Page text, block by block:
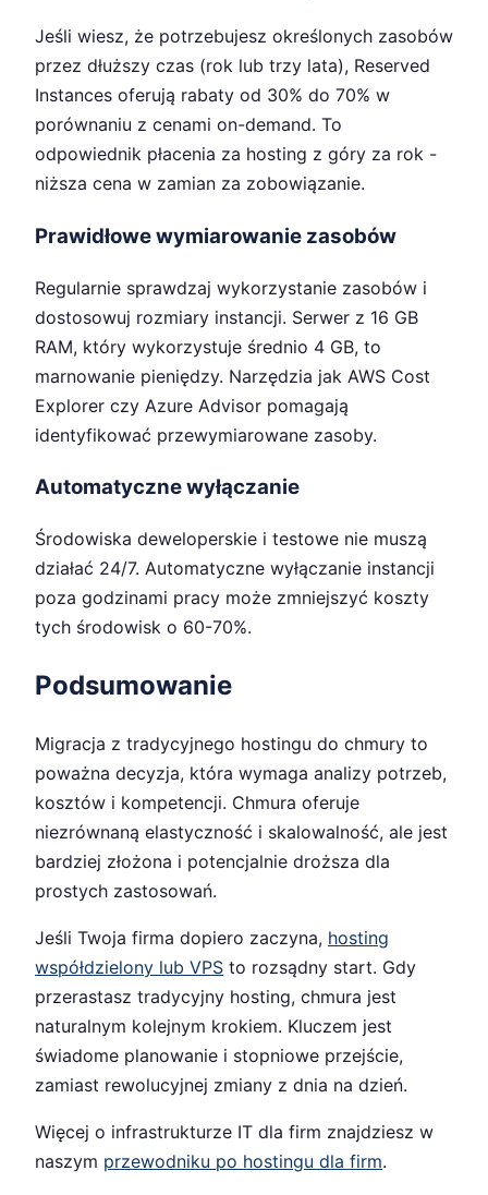
Jeśli wiesz, że potrzebujesz określonych zasobów
przez dłuższy czas (rok lub trzy lata), Reserved
Instances oferują rabaty od 30% do 70% w
porównaniu z cenami on-demand. To
odpowiednik płacenia za hosting z góry za rok -
niższa cena w zamian za zobowiązanie.
Prawidłowe wymiarowanie zasobów
Regularnie sprawdzaj wykorzystanie zasobów i
dostosowuj rozmiary instancji. Serwer z 16 GB
RAM, który wykorzystuje średnio 4 GB, to
marnowanie pieniędzy. Narzędzia jak AWS Cost
Explorer czy Azure Advisor pomagają
identyfikować przewymiarowane zasoby.
Automatyczne wyłączanie
Środowiska deweloperskie i testowe nie muszą
działać 24/7. Automatyczne wyłączanie instancji
poza godzinami pracy może zmniejszyć koszty
tych środowisk o 60-70%.
Podsumowanie
Migracja z tradycyjnego hostingu do chmury to
poważna decyzja, która wymaga analizy potrzeb,
kosztów i kompetencji. Chmura oferuje
niezrównaną elastyczność i skalowalność, ale jest
bardziej złożona i potencjalnie droższa dla
prostych zastosowań.
Jeśli Twoja firma dopiero zaczyna, hosting
współdzielony lub VPS to rozsądny start. Gdy
przerastasz tradycyjny hosting, chmura jest
naturalnym kolejnym krokiem. Kluczem jest
świadome planowanie i stopniowe przejście,
zamiast rewolucyjnej zmiany z dnia na dzień.
Więcej o infrastrukturze IT dla firm znajdziesz w
naszym przewodniku po hostingu dla firm.